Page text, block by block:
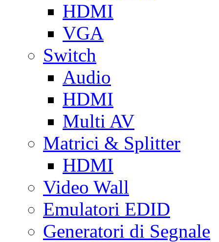
HDMI
VGA
Switch
Audio
HDMI
Multi AV
Matrici & Splitter
HDMI
Video Wall
Emulatori EDID
Generatori di Segnale